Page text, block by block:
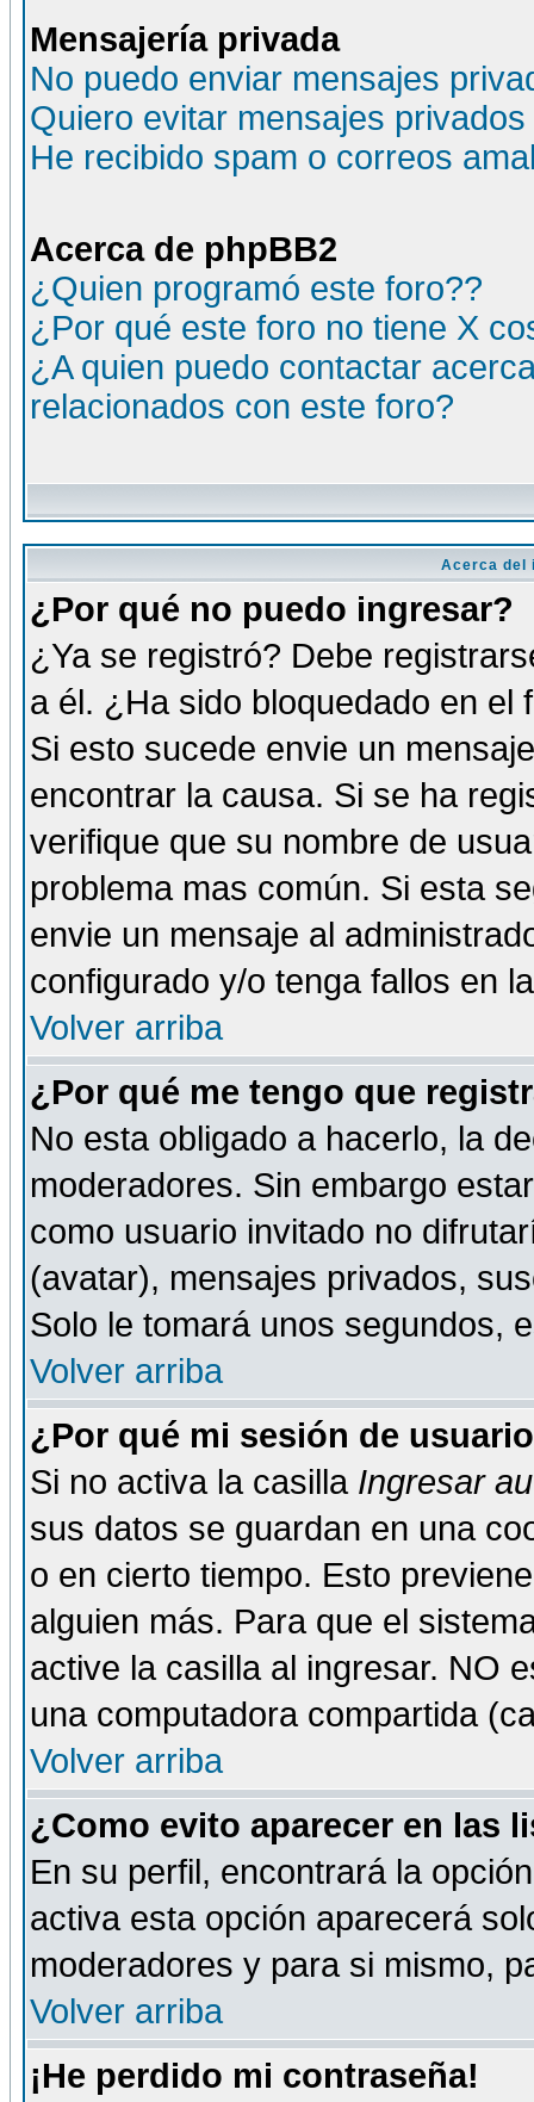
Mensajería privada
No puedo enviar mensajes
Quiero evitar mensajes
He recibido spam o correos
Acerca de phpBB2
¿Quien programó este foro??
¿Por qué este foro no tiene X
¿A quien puedo contactar
relacionados con este foro?
Acerca del
¿Por qué no puedo ingresar?
¿Ya se registró? Debe
a él. ¿Ha sido bloquedado en
Si esto sucede envie un
encontrar la causa. Si se ha
verifique que su nombre de
problema mas común. Si esta
envie un mensaje al
configurado y/o tenga fallos en
Volver arriba
¿Por qué me tengo que
No esta obligado a hacerlo, la
moderadores. Sin embargo
como usuario invitado no
(avatar), mensajes privados,
Solo le tomará unos segundos,
Volver arriba
¿Por qué mi sesión de
Si no activa la casilla Ingresar
sus datos se guardan en una
o en cierto tiempo. Esto
alguien más. Para que el
active la casilla al ingresar. NO
una computadora compartida
Volver arriba
¿Como evito aparecer en las
En su perfil, encontrará la
activa esta opción aparecerá
moderadores y para si mismo,
Volver arriba
¡He perdido mi contraseña!